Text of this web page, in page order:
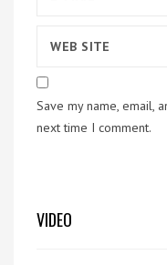
Save my name, email,
next time I comment.
VIDEO